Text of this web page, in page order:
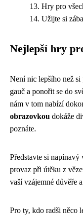
Hry pro
Užijte si
Nejlepší hry
Není nic lepšího než
gauč a ponořit se do
nám v tom nabízí
obrazovkou dokáže
poznáte.
Představte si napínavý
provaz při útěku z
vaší vzájemné důvěře
Pro ty, kdo radši něco